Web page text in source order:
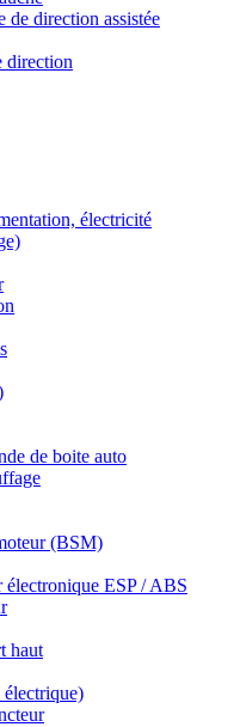
de direction assistée
direction
électricité
de boite auto
(BSM)
ESP / ABS
haut